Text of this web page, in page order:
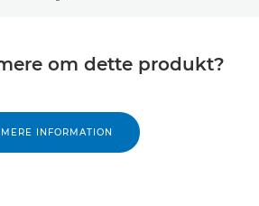
om dette produkt?
MERE INFORMATION